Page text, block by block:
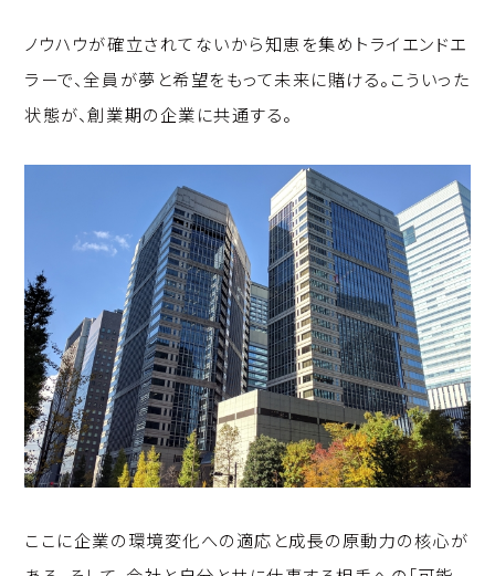
ノウハウが確立されてないから知恵を集めトライエンドエ
ラーで、全員が夢と希望をもって未来に賭ける。こういった
状態が、創業期の企業に共通する。
ここに企業の環境変化への適応と成長の原動力の核心が